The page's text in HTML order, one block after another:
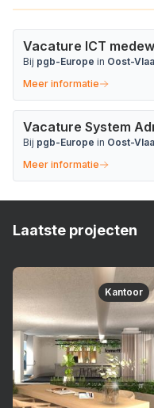
Vacature ICT
Bij pgb-Europe in Oost-
Meer informatie
Vacature System
Bij pgb-Europe in Oost-
Meer informatie
Laatste projecten
Kantoor